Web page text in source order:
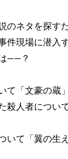
のネタを探す
件現場に潜入す
――？
て「文豪の蔵」
殺人者につい
いて「翼の生